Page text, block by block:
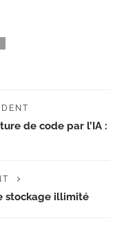
de code par l’IA :
stockage illimité